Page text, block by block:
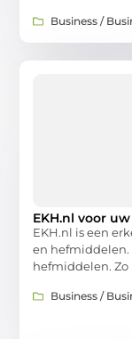
Business /
EKH.nl voor
EKH.nl is een
en hefmiddelen.
hefmiddelen.
Business /